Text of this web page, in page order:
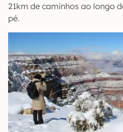
21km de caminhos ao longo
pé.